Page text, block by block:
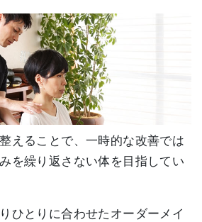
えることで、一時的な改善では
を繰り返さない体を目指してい
ひとりに合わせたオーダーメイ